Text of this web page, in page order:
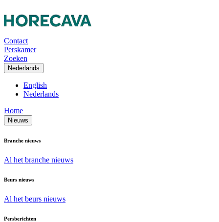
Contact
Perskamer
Zoeken
Nederlands
English
Nederlands
Home
Nieuws
Branche nieuws
Al het branche nieuws
Beurs nieuws
Al het beurs nieuws
Persberichten